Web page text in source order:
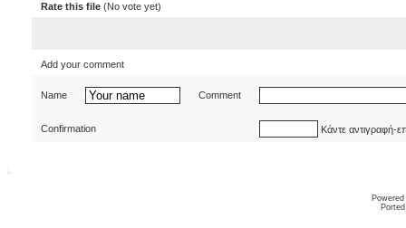
Rate this file (No vote yet)
Add your comment
Name Comment
Confirmation Κάντε αντιγραφή-